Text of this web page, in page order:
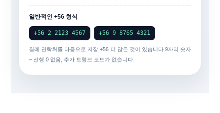
일반적인 +56 형식
+56 2 2123 4567 +56 9 8765 4321
칠레 연락처를 다음으로 저장+56 더 많은 것이 있습니다 9자리 숫자
– 선행 0 없음, 추가 트렁크 코드가 없습니다.